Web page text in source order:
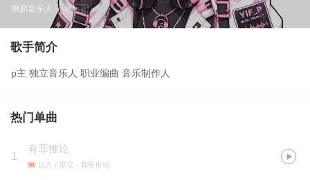
网易音乐人 作词 作曲
歌手简介
p主 独立音乐人 职业编曲 音乐制作人
热门单曲
1
有罪推论
以方 / 星尘 - 有罪推论